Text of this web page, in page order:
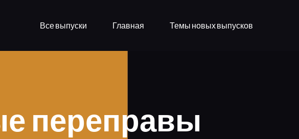
Все выпуски Главная Темы новых выпусков
переправы